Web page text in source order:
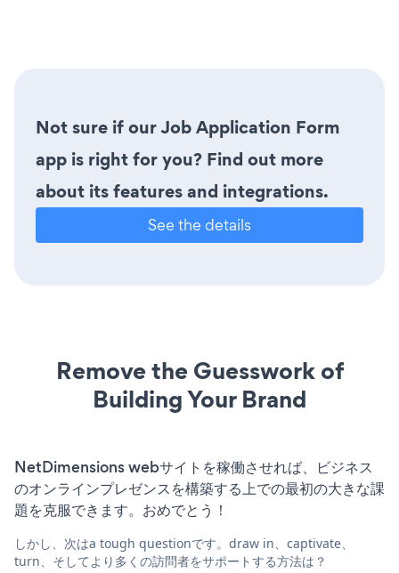
Not sure if our Job Application Form
app is right for you? Find out more
about its features and integrations.
See the details
Remove the Guesswork of
Building Your Brand
NetDimensions webサイトを稼働させれば、ビジネス
のオンラインプレゼンスを構築する上での最初の大きな課
題を克服できます。おめでとう！
しかし、次はa tough questionです。draw in、captivate、
turn、そしてより多くの訪問者をサポートする方法は？